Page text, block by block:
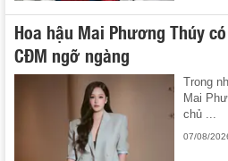
Hoa hậu Mai Phương Thúy
CĐM ngỡ ngàng
Trong
Mai
chủ ...
07/08/